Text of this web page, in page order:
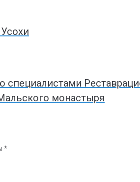
специалистами
монастыря
*